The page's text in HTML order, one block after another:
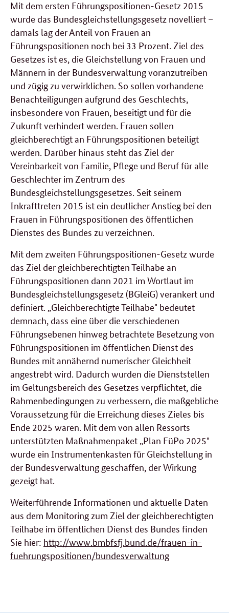
Mit dem ersten Führungspositionen-Gesetz 2015
wurde das Bundesgleichstellungsgesetz novelliert –
damals lag der Anteil von Frauen an
Führungspositionen noch bei 33 Prozent. Ziel des
Gesetzes ist es, die Gleichstellung von Frauen und
Männern in der Bundesverwaltung voranzutreiben
und zügig zu verwirklichen. So sollen vorhandene
Benachteiligungen aufgrund des Geschlechts,
insbesondere von Frauen, beseitigt und für die
Zukunft verhindert werden. Frauen sollen
gleichberechtigt an Führungspositionen beteiligt
werden. Darüber hinaus steht das Ziel der
Vereinbarkeit von Familie, Pflege und Beruf für alle
Geschlechter im Zentrum des
Bundesgleichstellungsgesetzes. Seit seinem
Inkrafttreten 2015 ist ein deutlicher Anstieg bei den
Frauen in Führungspositionen des öffentlichen
Dienstes des Bundes zu verzeichnen.
Mit dem zweiten Führungspositionen-Gesetz wurde
das Ziel der gleichberechtigten Teilhabe an
Führungspositionen dann 2021 im Wortlaut im
Bundesgleichstellungsgesetz (BGleiG) verankert und
definiert. „Gleichberechtigte Teilhabe" bedeutet
demnach, dass eine über die verschiedenen
Führungsebenen hinweg betrachtete Besetzung von
Führungspositionen im öffentlichen Dienst des
Bundes mit annähernd numerischer Gleichheit
angestrebt wird. Dadurch wurden die Dienststellen
im Geltungsbereich des Gesetzes verpflichtet, die
Rahmenbedingungen zu verbessern, die maßgebliche
Voraussetzung für die Erreichung dieses Zieles bis
Ende 2025 waren. Mit dem von allen Ressorts
unterstützten Maßnahmenpaket „Plan FüPo 2025"
wurde ein Instrumentenkasten für Gleichstellung in
der Bundesverwaltung geschaffen, der Wirkung
gezeigt hat.
Weiterführende Informationen und aktuelle Daten
aus dem Monitoring zum Ziel der gleichberechtigten
Teilhabe im öffentlichen Dienst des Bundes finden
Sie hier: http://www.bmbfsfj.bund.de/frauen-in-
fuehrungspositionen/bundesverwaltung